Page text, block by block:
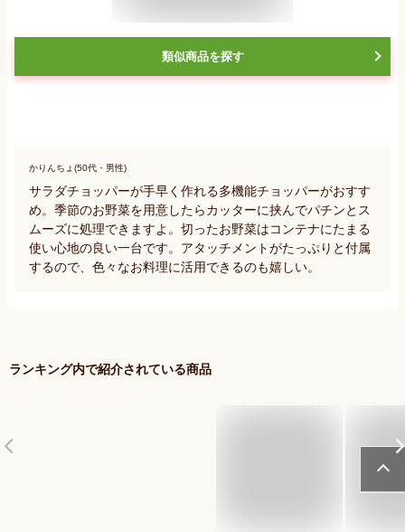
類似商品を探す
かりんちょ(50代・男性)
サラダチョッパーが手早く作れる多機能チョッパーがおすす
め。季節のお野菜を用意したらカッターに挟んでパチンとス
ムーズに処理できますよ。切ったお野菜はコンテナにたまる
使い心地の良い一台です。アタッチメントがたっぷりと付属
するので、色々なお料理に活用できるのも嬉しい。
ランキング内で紹介されている商品